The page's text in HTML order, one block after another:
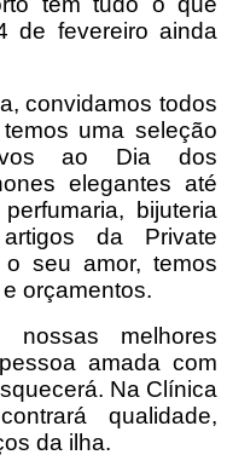
de fevereiro ainda
convidamos todos
uma seleção
ao Dia dos
elegantes até
bijuteria
da Private
seu amor, temos
orçamentos.
melhores
amada com
Na Clínica
qualidade,
da ilha.